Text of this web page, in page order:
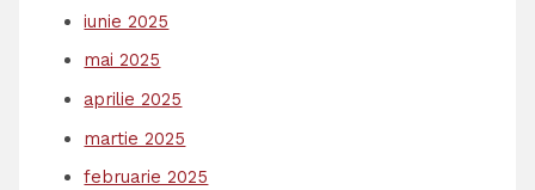
iunie 2025
mai 2025
aprilie 2025
martie 2025
februarie 2025